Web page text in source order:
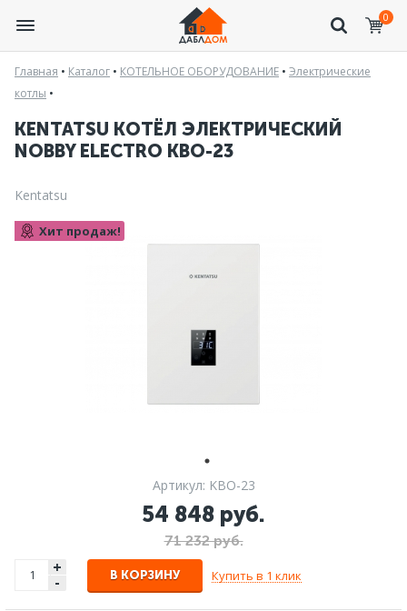
0
Главная • Каталог • КОТЕЛЬНОЕ ОБОРУДОВАНИЕ • Электрические
котлы •
KENTATSU КОТЁЛ ЭЛЕКТРИЧЕСКИЙ
NOBBY ELECTRO KBO-23
Kentatsu
Хит продаж!
Артикул: KBO-23
54 848 руб.
71 232 руб.
+
- В КОРЗИНУ Купить в 1 клик